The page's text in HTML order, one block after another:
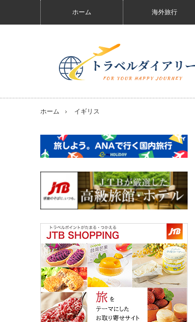
ホーム 海外旅行
ホーム イギリス